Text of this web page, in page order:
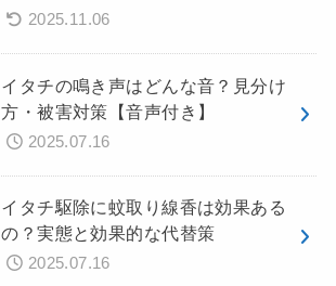
2025.11.06
イタチの鳴き声はどんな音？見分け
方・被害対策【音声付き】
2025.07.16
イタチ駆除に蚊取り線香は効果ある
の？実態と効果的な代替策
2025.07.16